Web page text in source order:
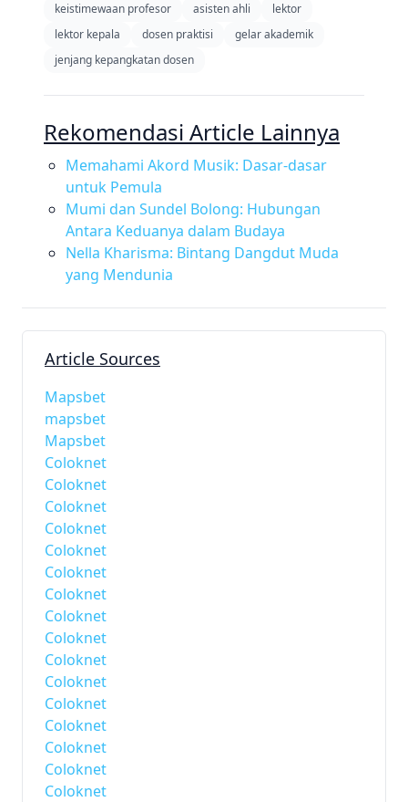
keistimewaan profesor
asisten ahli
lektor
lektor kepala
dosen praktisi
gelar akademik
jenjang kepangkatan dosen
Rekomendasi Article Lainnya
Memahami Akord Musik: Dasar-dasar
untuk Pemula
Mumi dan Sundel Bolong: Hubungan
Antara Keduanya dalam Budaya
Nella Kharisma: Bintang Dangdut Muda
yang Mendunia
Article Sources
Mapsbet
mapsbet
Mapsbet
Coloknet
Coloknet
Coloknet
Coloknet
Coloknet
Coloknet
Coloknet
Coloknet
Coloknet
Coloknet
Coloknet
Coloknet
Coloknet
Coloknet
Coloknet
Coloknet